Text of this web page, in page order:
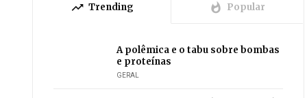
trending_up Trending whatshot Popular
A polêmica e o tabu sobre bombas
e proteínas
GERAL